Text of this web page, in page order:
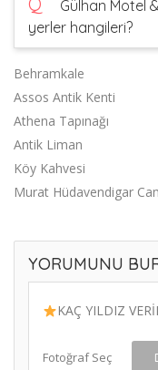
Gülhan Motel
yerler hangileri?
Behramkale
Assos Antik Kenti
Athena Tapınağı
Antik Liman
Köy Kahvesi
Murat Hüdavendigar
YORUMUNU
KAÇ YILDIZ
Fotoğraf Seç